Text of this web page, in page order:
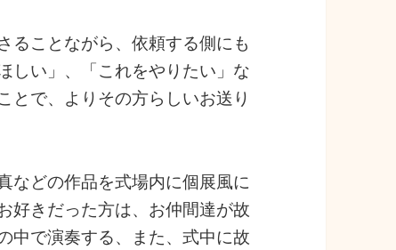
ることながら、依頼する側にも
しい」、「これをやりたい」な
とで、よりその方らしいお送り
などの作品を式場内に個展風に
好きだった方は、お仲間達が故
中で演奏する、また、式中に故